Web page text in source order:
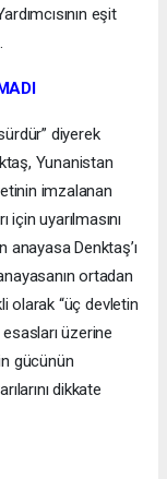
eşit
diyerek
Yunanistan
imzalanan
için uyarılmasını
Denktaş’ı
ortadan
olarak “üç devletin
esasları üzerine
gücünün
dikkate